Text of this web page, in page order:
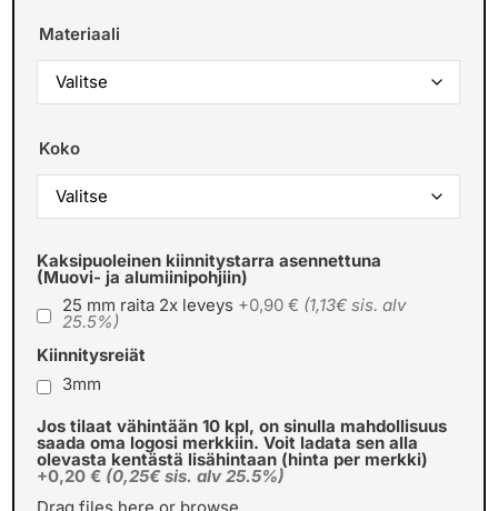
Materiaali
Koko
Kaksipuoleinen kiinnitystarra asennettuna
(Muovi- ja alumiinipohjiin)
25 mm raita 2x leveys +0,90 € (1,13€ sis. alv
25.5%)
Kiinnitysreiät
3mm
Jos tilaat vähintään 10 kpl, on sinulla mahdollisuus
saada oma logosi merkkiin. Voit ladata sen alla
olevasta kentästä lisähintaan (hinta per merkki)
+0,20 € (0,25€ sis. alv 25.5%)
Drag files here or browse